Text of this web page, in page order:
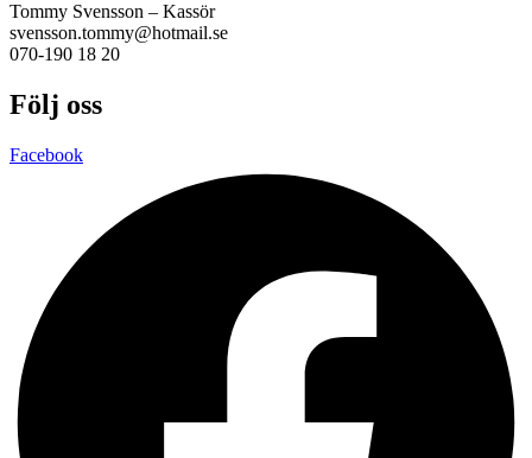
Tommy Svensson – Kassör
svensson.tommy@hotmail.se
070-190 18 20
Följ oss
Facebook